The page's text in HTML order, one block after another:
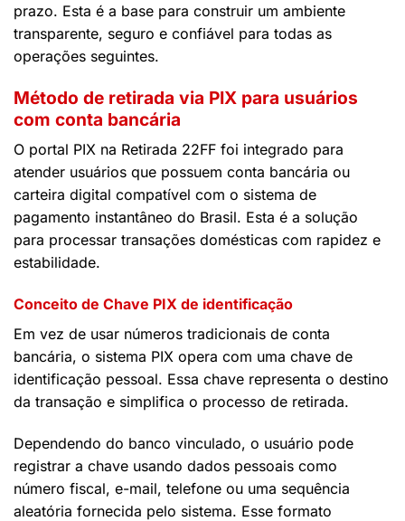
prazo. Esta é a base para construir um ambiente
transparente, seguro e confiável para todas as
operações seguintes.
Método de retirada via PIX para usuários
com conta bancária
O portal PIX na Retirada 22FF foi integrado para
atender usuários que possuem conta bancária ou
carteira digital compatível com o sistema de
pagamento instantâneo do Brasil. Esta é a solução
para processar transações domésticas com rapidez e
estabilidade.
Conceito de Chave PIX de identificação
Em vez de usar números tradicionais de conta
bancária, o sistema PIX opera com uma chave de
identificação pessoal. Essa chave representa o destino
da transação e simplifica o processo de retirada.
Dependendo do banco vinculado, o usuário pode
registrar a chave usando dados pessoais como
número fiscal, e-mail, telefone ou uma sequência
aleatória fornecida pelo sistema. Esse formato